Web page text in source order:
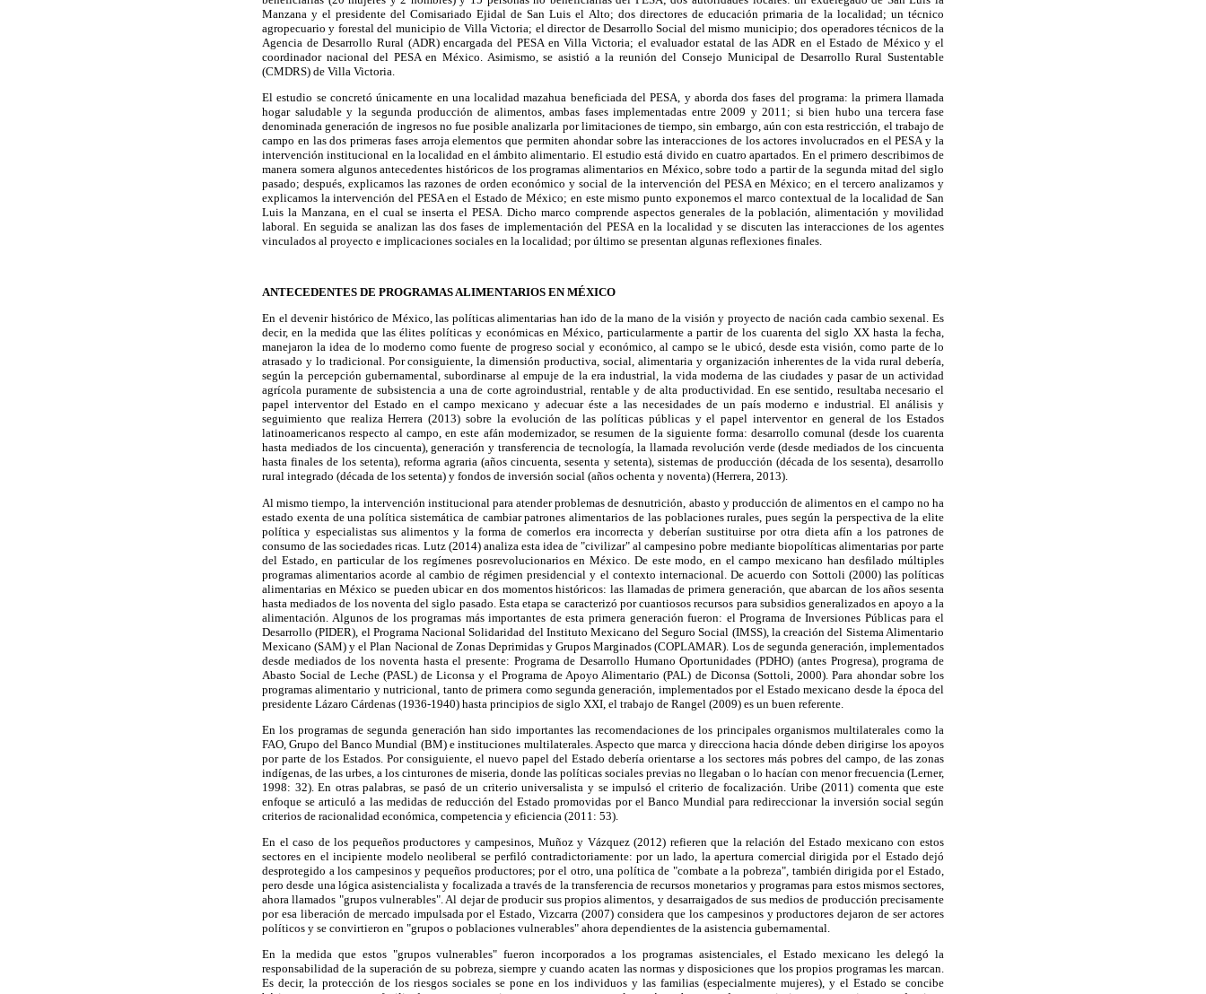
Manzana y el presidente del Comisariado Ejidal de San Luis el Alto; dos directores de educación primaria de la localidad; un técnico
agropecuario y forestal del municipio de Villa Victoria; el director de Desarrollo Social del mismo municipio; dos operadores técnicos de la
Agencia de Desarrollo Rural (ADR) encargada del PESA en Villa Victoria; el evaluador estatal de las ADR en el Estado de México y el
coordinador nacional del PESA en México. Asimismo, se asistió a la reunión del Consejo Municipal de Desarrollo Rural Sustentable
(CMDRS) de Villa Victoria.
El estudio se concretó únicamente en una localidad mazahua beneficiada del PESA, y aborda dos fases del programa: la primera llamada
hogar saludable y la segunda producción de alimentos, ambas fases implementadas entre 2009 y 2011; si bien hubo una tercera fase
denominada generación de ingresos no fue posible analizarla por limitaciones de tiempo, sin embargo, aún con esta restricción, el trabajo de
campo en las dos primeras fases arroja elementos que permiten ahondar sobre las interacciones de los actores involucrados en el PESA y la
intervención institucional en la localidad en el ámbito alimentario. El estudio está divido en cuatro apartados. En el primero describimos de
manera somera algunos antecedentes históricos de los programas alimentarios en México, sobre todo a partir de la segunda mitad del siglo
pasado; después, explicamos las razones de orden económico y social de la intervención del PESA en México; en el tercero analizamos y
explicamos la intervención del PESA en el Estado de México; en este mismo punto exponemos el marco contextual de la localidad de San
Luis la Manzana, en el cual se inserta el PESA. Dicho marco comprende aspectos generales de la población, alimentación y movilidad
laboral. En seguida se analizan las dos fases de implementación del PESA en la localidad y se discuten las interacciones de los agentes
vinculados al proyecto e implicaciones sociales en la localidad; por último se presentan algunas reflexiones finales.
ANTECEDENTES DE PROGRAMAS ALIMENTARIOS EN MÉXICO
En el devenir histórico de México, las políticas alimentarias han ido de la mano de la visión y proyecto de nación cada cambio sexenal. Es
decir, en la medida que las élites políticas y económicas en México, particularmente a partir de los cuarenta del siglo XX hasta la fecha,
manejaron la idea de lo moderno como fuente de progreso social y económico, al campo se le ubicó, desde esta visión, como parte de lo
atrasado y lo tradicional. Por consiguiente, la dimensión productiva, social, alimentaria y organización inherentes de la vida rural debería,
según la percepción gubernamental, subordinarse al empuje de la era industrial, la vida moderna de las ciudades y pasar de un actividad
agrícola puramente de subsistencia a una de corte agroindustrial, rentable y de alta productividad. En ese sentido, resultaba necesario el
papel interventor del Estado en el campo mexicano y adecuar éste a las necesidades de un país moderno e industrial. El análisis y
seguimiento que realiza Herrera (2013) sobre la evolución de las políticas públicas y el papel interventor en general de los Estados
latinoamericanos respecto al campo, en este afán modernizador, se resumen de la siguiente forma: desarrollo comunal (desde los cuarenta
hasta mediados de los cincuenta), generación y transferencia de tecnología, la llamada revolución verde (desde mediados de los cincuenta
hasta finales de los setenta), reforma agraria (años cincuenta, sesenta y setenta), sistemas de producción (década de los sesenta), desarrollo
rural integrado (década de los setenta) y fondos de inversión social (años ochenta y noventa) (Herrera, 2013).
Al mismo tiempo, la intervención institucional para atender problemas de desnutrición, abasto y producción de alimentos en el campo no ha
estado exenta de una política sistemática de cambiar patrones alimentarios de las poblaciones rurales, pues según la perspectiva de la elite
política y especialistas sus alimentos y la forma de comerlos era incorrecta y deberían sustituirse por otra dieta afín a los patrones de
consumo de las sociedades ricas. Lutz (2014) analiza esta idea de "civilizar" al campesino pobre mediante biopolíticas alimentarias por parte
del Estado, en particular de los regímenes posrevolucionarios en México. De este modo, en el campo mexicano han desfilado múltiples
programas alimentarios acorde al cambio de régimen presidencial y el contexto internacional. De acuerdo con Sottoli (2000) las políticas
alimentarias en México se pueden ubicar en dos momentos históricos: las llamadas de primera generación, que abarcan de los años sesenta
hasta mediados de los noventa del siglo pasado. Esta etapa se caracterizó por cuantiosos recursos para subsidios generalizados en apoyo a la
alimentación. Algunos de los programas más importantes de esta primera generación fueron: el Programa de Inversiones Públicas para el
Desarrollo (PIDER), el Programa Nacional Solidaridad del Instituto Mexicano del Seguro Social (IMSS), la creación del Sistema Alimentario
Mexicano (SAM) y el Plan Nacional de Zonas Deprimidas y Grupos Marginados (COPLAMAR). Los de segunda generación, implementados
desde mediados de los noventa hasta el presente: Programa de Desarrollo Humano Oportunidades (PDHO) (antes Progresa), programa de
Abasto Social de Leche (PASL) de Liconsa y el Programa de Apoyo Alimentario (PAL) de Diconsa (Sottoli, 2000). Para ahondar sobre los
programas alimentario y nutricional, tanto de primera como segunda generación, implementados por el Estado mexicano desde la época del
presidente Lázaro Cárdenas (1936-1940) hasta principios de siglo XXI, el trabajo de Rangel (2009) es un buen referente.
En los programas de segunda generación han sido importantes las recomendaciones de los principales organismos multilaterales como la
FAO, Grupo del Banco Mundial (BM) e instituciones multilaterales. Aspecto que marca y direcciona hacia dónde deben dirigirse los apoyos
por parte de los Estados. Por consiguiente, el nuevo papel del Estado debería orientarse a los sectores más pobres del campo, de las zonas
indígenas, de las urbes, a los cinturones de miseria, donde las políticas sociales previas no llegaban o lo hacían con menor frecuencia (Lerner,
1998: 32). En otras palabras, se pasó de un criterio universalista y se impulsó el criterio de focalización. Uribe (2011) comenta que este
enfoque se articuló a las medidas de reducción del Estado promovidas por el Banco Mundial para redireccionar la inversión social según
criterios de racionalidad económica, competencia y eficiencia (2011: 53).
En el caso de los pequeños productores y campesinos, Muñoz y Vázquez (2012) refieren que la relación del Estado mexicano con estos
sectores en el incipiente modelo neoliberal se perfiló contradictoriamente: por un lado, la apertura comercial dirigida por el Estado dejó
desprotegido a los campesinos y pequeños productores; por el otro, una política de "combate a la pobreza", también dirigida por el Estado,
pero desde una lógica asistencialista y focalizada a través de la transferencia de recursos monetarios y programas para estos mismos sectores,
ahora llamados "grupos vulnerables". Al dejar de producir sus propios alimentos, y desarraigados de sus medios de producción precisamente
por esa liberación de mercado impulsada por el Estado, Vizcarra (2007) considera que los campesinos y productores dejaron de ser actores
políticos y se convirtieron en "grupos o poblaciones vulnerables" ahora dependientes de la asistencia gubernamental.
En la medida que estos "grupos vulnerables" fueron incorporados a los programas asistenciales, el Estado mexicano les delegó la
responsabilidad de la superación de su pobreza, siempre y cuando acaten las normas y disposiciones que los propios programas les marcan.
Es decir, la protección de los riesgos sociales se pone en los individuos y las familias (especialmente mujeres), y el Estado se concibe